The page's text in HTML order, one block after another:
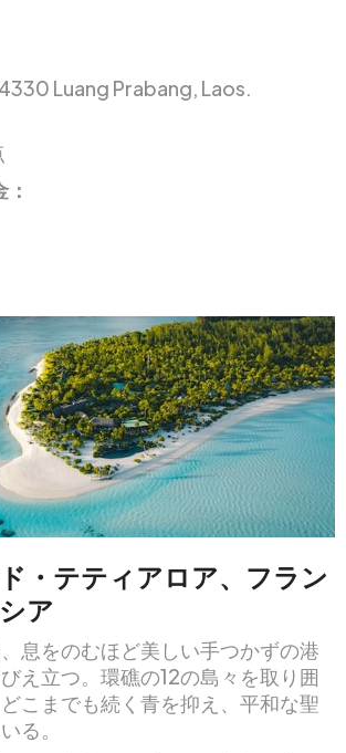
Luang Prabang, Laos.
・テティアロア、フラン
ア
息をのむほど美しい手つかずの港
え立つ。環礁の12の島々を取り囲
こまでも続く青を抑え、平和な聖
る。